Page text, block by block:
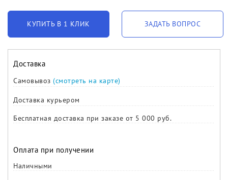
КУПИТЬ В 1 КЛИК ЗАДАТЬ ВОПРОС
Доставка
Самовывоз (смотреть на карте)
Доставка курьером
Бесплатная доставка при заказе от 5 000 руб.
Оплата при получении
Наличными